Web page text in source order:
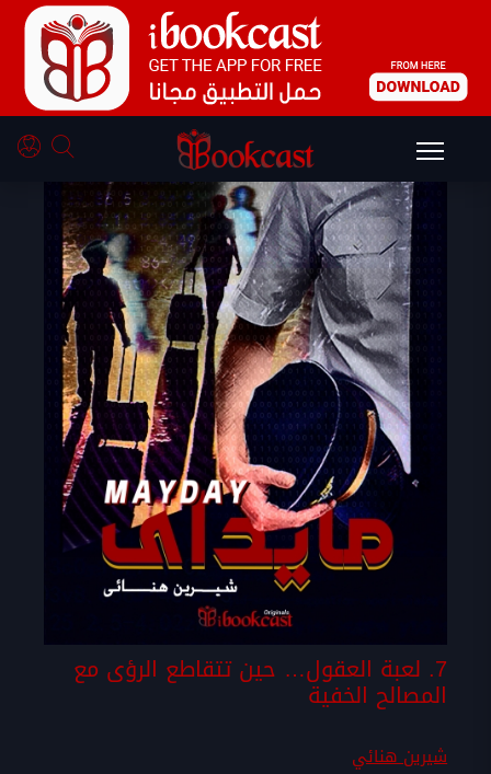
7. لعبة العقول… حين تتقاطع الرؤى مع
المصالح الخفية
شيرين هنائي